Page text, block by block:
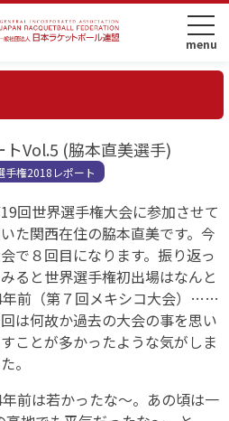
Vol.5 (脇本直美選手)
手権2018レポート
回世界選手権大会に参加させて
た関西在住の脇本直美です。今
で８回目になります。振り返っ
ると世界選手権初出場はなんと
年前（第７回メキシコ大会）……
は何故か過去の大会の事を思い
ことが多かったような気がしま
。
前は若かったな～。あの頃は一